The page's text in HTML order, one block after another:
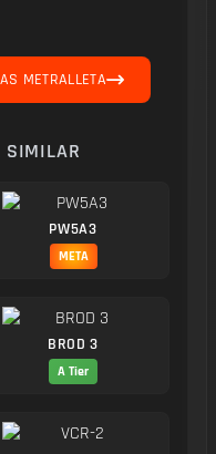
METRALLETA
SIMILAR
PW5A3
META
BROD 3
A Tier